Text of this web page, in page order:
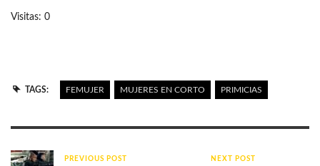
Visitas: 0
TAGS: FEMUJER MUJERES EN CORTO PRIMICIAS
PREVIOUS POST NEXT POST